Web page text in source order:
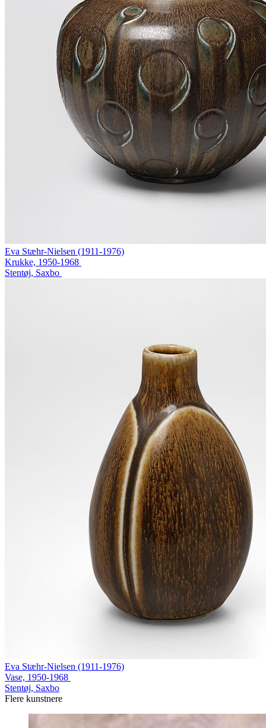
Eva Stæhr-Nielsen (1911-1976)
Krukke, 1950-1968
Stentøj, Saxbo
Eva Stæhr-Nielsen (1911-1976)
Vase, 1950-1968
Stentøj, Saxbo
Flere kunstnere